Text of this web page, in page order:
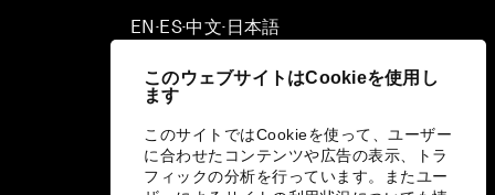
このウェブサイトはCookieを使用し
ます
このサイトではCookieを使って、ユーザー
に合わせたコンテンツや広告の表示、トラ
フィックの分析を行っています。またユー
EN ▪ES▪中文▪ 日本語